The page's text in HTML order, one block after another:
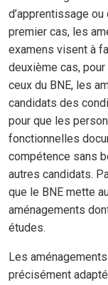
d’apprentissage
premier cas, les
examens visent à
deuxième cas,
ceux du BNE, les
candidats des
pour que les
fonctionnelles
compétence sans
autres candidats.
que le BNE mette
aménagements
études.
Les
précisément